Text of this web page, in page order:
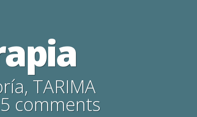
, TARIMA
5 comments